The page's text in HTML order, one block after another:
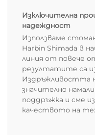
Изключителна
надеждност
Използваме
Harbin Shimada в
линия от повече
резултатите са
Издръжливостта
значително
поддръжка и сме
качеството на